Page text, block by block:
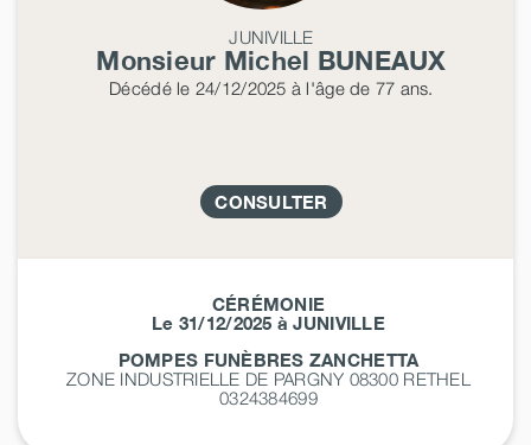
JUNIVILLE
Monsieur Michel BUNEAUX
Décédéle 24/12/2025 à l'âge de 77 ans.
CONSULTER
CÉRÉMONIE
Le 31/12/2025 à JUNIVILLE
POMPES FUNÈBRES ZANCHETTA
ZONE INDUSTRIELLE DE PARGNY 08300 RETHEL
0324384699